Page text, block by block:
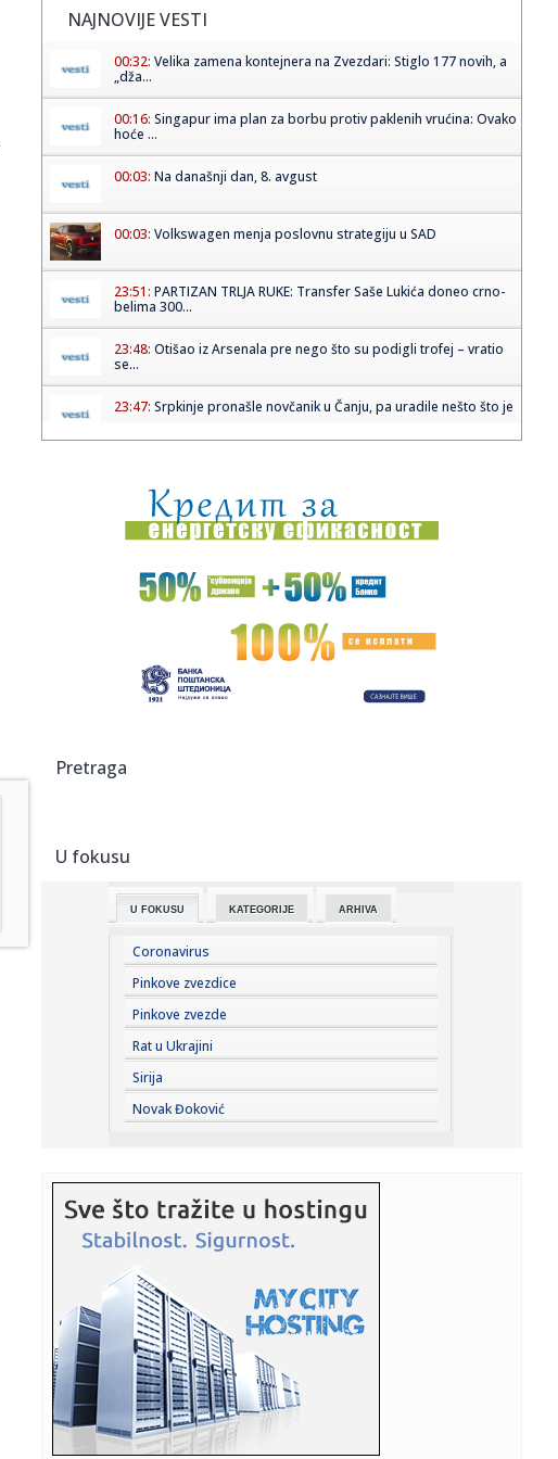
NAJNOVIJE VESTI
00:32: Velika zamena kontejnera na Zvezdari: Stiglo 177 novih, a
„dža...
00:16: Singapur ima plan za borbu protiv paklenih vrućina: Ovako
hoće ...
00:03: Na današnji dan, 8. avgust
00:03: Volkswagen menja poslovnu strategiju u SAD
23:51: PARTIZAN TRLJA RUKE: Transfer Saše Lukića doneo crno-
belima 300...
23:48: Otišao iz Arsenala pre nego što su podigli trofej – vratio
se...
23:47: Srpkinje pronašle novčanik u Čanju, pa uradile nešto što je
23:42:Kraj za Aleksandru i Anu: Eliminisane već na startu
23:35:"Nema lakih utakmica, ali mi smo Vojvodina"
Ribakina sigurna u Torontu
23:32:Brenin potez posle pada razbesneo javnost: Devojka joj
na ene...
23:25:
23:24:
Ako ste planirali da kupite polovan automobil u Nemačkoj,
23:22:KAKVA PORUKA PRED NASTAVAK SEZONE: Srbija nadigrala
Rusiju posle ...
23:21:Nestao nakit vrijedan 10.000 evra: Snimak otkrio krajnje
neobičn...
23:21:Krvoproliće u Gracu: Turčin izbo muškarca iz BiH i još
dvojic...
23:21: Pucano na vilu bogatog srpskog trgovca nekretninama u
Minhenu
23:21:
može biti o...
23:21:Teška saobraćajka u Prijedoru: Povrijeđen vozač motora
23:21:U Zvorniku nastupali guslari iz Srbije, Crne Gore i
Republike Srp...
23:21:Burna noć u Vitezu i Novom Travniku: Eksplozivna naprava
Pretraga
U fokusu
U FOKUSU KATEGORIJE ARHIVA
Coronavirus
Pinkove zvezdice
Pinkove zvezde
Rat u Ukrajini
Sirija
Novak Đoković